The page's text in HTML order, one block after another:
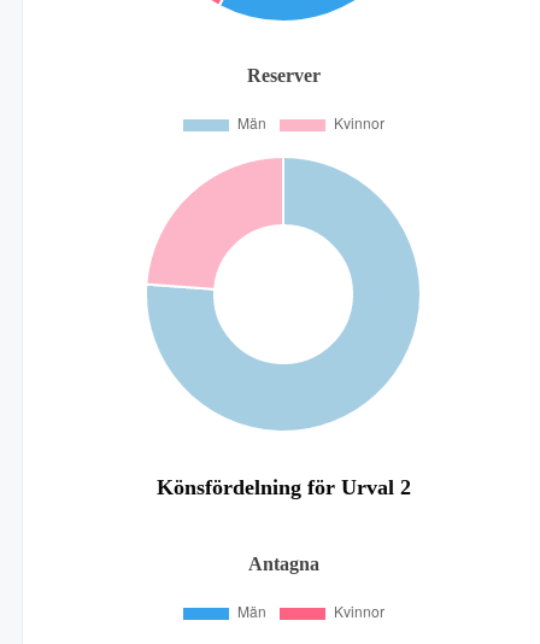
Reserver
Könsfördelning för Urval 2
Antagna